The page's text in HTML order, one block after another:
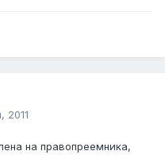
2011
на правопреемника,